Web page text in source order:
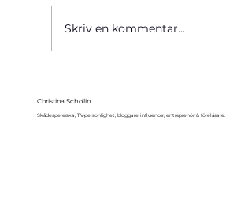
Skriv en kommentar...
Christina Schollin
Skådespelerska, TV-personlighet, bloggare, influencer, entreprenör, & föreläsare.